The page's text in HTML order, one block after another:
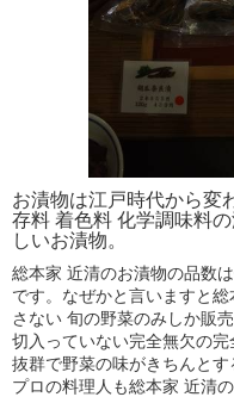
お漬物は江戸時代から変
存料 着色料 化学調味料
しいお漬物。
総本家 近清のお漬物の品数
です。なぜかと言いますと
さない 旬の野菜のみしか販
切入っていない完全無欠の
抜群で野菜の味がきちんとす
プロの料理人も総本家 近清